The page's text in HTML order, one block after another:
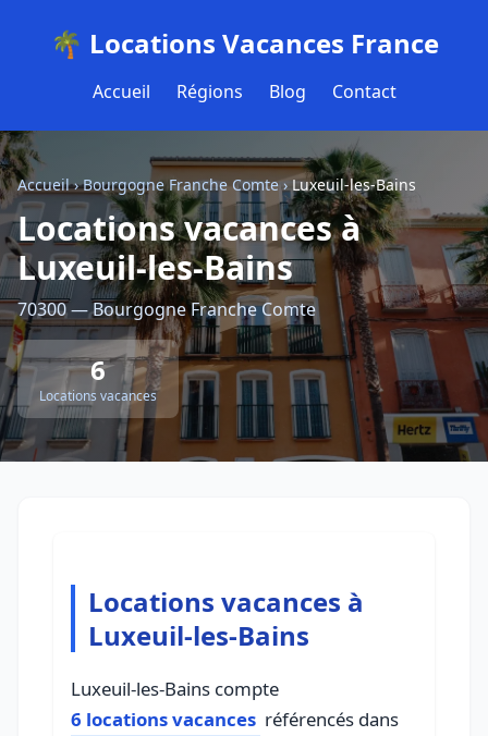
🌴 Locations Vacances France
Accueil Régions Blog Contact
Accueil›Bourgogne Franche Comte›Luxeuil-les-Bains
Locations vacances à
Luxeuil-les-Bains
70300 — Bourgogne Franche Comte
6
Locations vacances
Locations vacances à
Luxeuil-les-Bains
Luxeuil-les-Bains compte
6 locations vacances référencés dans